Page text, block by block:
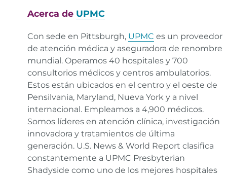
Frequently Asked Questions.
US Food and Drug Administration. Fact sheet for
healthcare providers emergency use authorization
(EUA) of bamlanivimab. Enlace
US Food and Drug Administration. Fact sheet for
healthcare providers emergency use authorization
(EUA) of casirivimab and imdevimab.
Acerca de UPMC
Con sede en Pittsburgh, UPMC es un proveedor
de atención médica y aseguradora de renombre
mundial. Operamos 40 hospitales y 700
consultorios médicos y centros ambulatorios.
Estos están ubicados en el centro y el oeste de
Pensilvania, Maryland, Nueva York y a nivel
internacional. Empleamos a 4,900 médicos.
Somos líderes en atención clínica, investigación
innovadora y tratamientos de última
generación. U.S. News & World Report clasifica
constantemente a UPMC Presbyterian
Shadyside como uno de los mejores hospitales